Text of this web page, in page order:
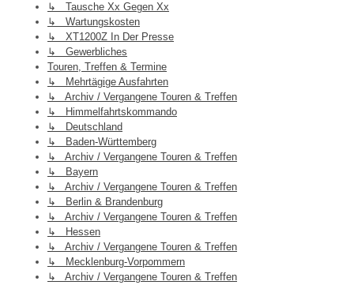
↳ Tausche Xx Gegen Xx
↳ Wartungskosten
↳ XT1200Z In Der Presse
↳ Gewerbliches
Touren, Treffen & Termine
↳ Mehrtägige Ausfahrten
↳ Archiv / Vergangene Touren & Treffen
↳ Himmelfahrtskommando
↳ Deutschland
↳ Baden-Württemberg
↳ Archiv / Vergangene Touren & Treffen
↳ Bayern
↳ Archiv / Vergangene Touren & Treffen
↳ Berlin & Brandenburg
↳ Archiv / Vergangene Touren & Treffen
↳ Hessen
↳ Archiv / Vergangene Touren & Treffen
↳ Mecklenburg-Vorpommern
↳ Archiv / Vergangene Touren & Treffen